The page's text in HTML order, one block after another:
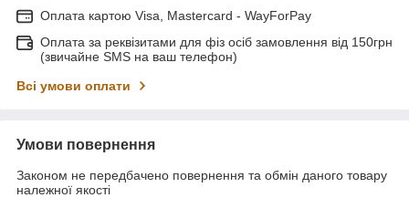
Оплата картою Visa, Mastercard - WayForPay
Оплата за реквізитами для фіз осіб замовлення від 150грн
(звичайне SMS на ваш телефон)
Всі умови оплати
Умови повернення
Законом не передбачено повернення та обмін даного товару
належної якості